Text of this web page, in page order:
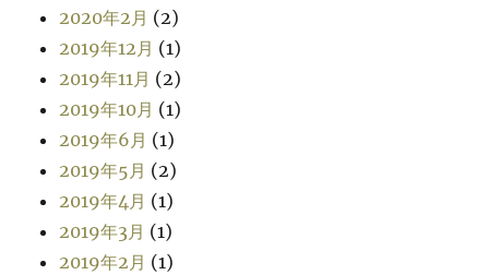
2020年2月 (2)
2019年12月 (1)
2019年11月 (2)
2019年10月 (1)
2019年6月 (1)
2019年5月 (2)
2019年4月 (1)
2019年3月 (1)
2019年2月 (1)